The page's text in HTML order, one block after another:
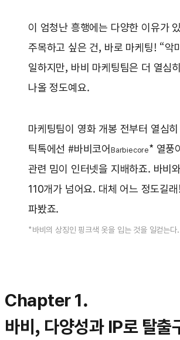
이 엄청난 흥행에는 다양한 이유가
주목하고 싶은 건, 바로 마케팅! “악
일하지만, 바비 마케팅팀은 더 열심
나올 정도예요.
마케팅팀이 영화 개봉 전부터 열심
틱톡에선 #바비코어 Barbiecore* 열풍
관련 밈이 인터넷을 지배하죠. 바비
110개가 넘어요. 대체 어느 정도길
파봤죠.
*바비의 상징인 핑크색 옷을 입는 것을 일컫는다.
Chapter 1.
바비, 다양성과 IP로 탈출